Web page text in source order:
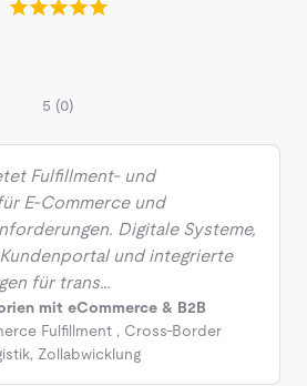
5 (0)
Fulfillment- und
E-Commerce und
Digitale Systeme,
und integrierte
für trans…
mit eCommerce & B2B
Fulfillment , Cross-Border
, Zollabwicklung